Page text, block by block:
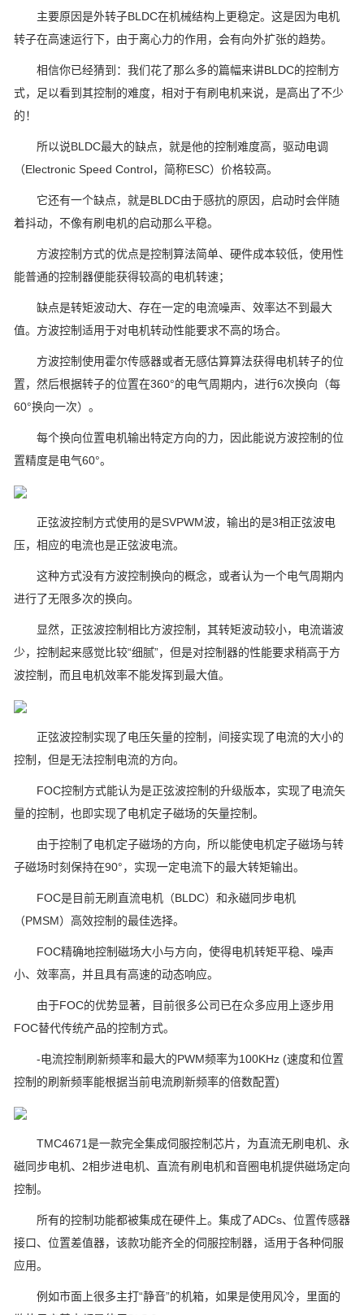
主要原因是外转子BLDC在机械结构上更稳定。这是因为电机
转子在高速运行下，由于离心力的作用，会有向外扩张的趋势。
相信你已经猜到：我们花了那么多的篇幅来讲BLDC的控制方
式，足以看到其控制的难度，相对于有刷电机来说，是高出了不少
的！
所以说BLDC最大的缺点，就是他的控制难度高，驱动电调
（Electronic Speed Control，简称ESC）价格较高。
它还有一个缺点，就是BLDC由于感抗的原因，启动时会伴随
着抖动，不像有刷电机的启动那么平稳。
方波控制方式的优点是控制算法简单、硬件成本较低，使用性
能普通的控制器便能获得较高的电机转速；
缺点是转矩波动大、存在一定的电流噪声、效率达不到最大
值。方波控制适用于对电机转动性能要求不高的场合。
方波控制使用霍尔传感器或者无感估算算法获得电机转子的位
置，然后根据转子的位置在360°的电气周期内，进行6次换向（每
60°换向一次）。
每个换向位置电机输出特定方向的力，因此能说方波控制的位
置精度是电气60°。
正弦波控制方式使用的是SVPWM波，输出的是3相正弦波电
压，相应的电流也是正弦波电流。
这种方式没有方波控制换向的概念，或者认为一个电气周期内
进行了无限多次的换向。
显然，正弦波控制相比方波控制，其转矩波动较小，电流谐波
少，控制起来感觉比较“细腻”，但是对控制器的性能要求稍高于方
波控制，而且电机效率不能发挥到最大值。
正弦波控制实现了电压矢量的控制，间接实现了电流的大小的
控制，但是无法控制电流的方向。
FOC控制方式能认为是正弦波控制的升级版本，实现了电流矢
量的控制，也即实现了电机定子磁场的矢量控制。
由于控制了电机定子磁场的方向，所以能使电机定子磁场与转
子磁场时刻保持在90°，实现一定电流下的最大转矩输出。
FOC是目前无刷直流电机（BLDC）和永磁同步电机
（PMSM）高效控制的最佳选择。
FOC精确地控制磁场大小与方向，使得电机转矩平稳、噪声
小、效率高，并且具有高速的动态响应。
由于FOC的优势显著，目前很多公司已在众多应用上逐步用
FOC替代传统产品的控制方式。
-电流控制刷新频率和最大的PWM频率为100KHz (速度和位置
控制的刷新频率能根据当前电流刷新频率的倍数配置)
TMC4671是一款完全集成伺服控制芯片，为直流无刷电机、永
磁同步电机、2相步进电机、直流有刷电机和音圈电机提供磁场定向
控制。
所有的控制功能都被集成在硬件上。集成了ADCs、位置传感器
接口、位置差值器，该款功能齐全的伺服控制器，适用于各种伺服
应用。
例如市面上很多主打“静音”的机箱，如果是使用风冷，里面的